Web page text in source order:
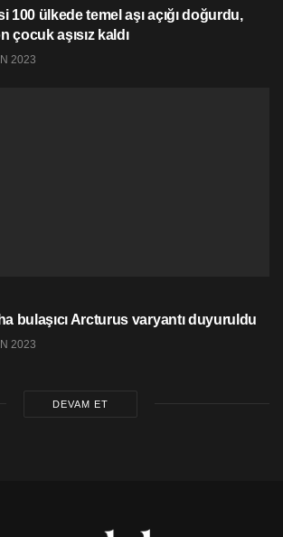
100 ülkede temel aşı açığı doğurdu,
çocuk aşısız kaldı
2023
bulaşıcı Arcturus varyantı duyuruldu
2023
DEVAM ET